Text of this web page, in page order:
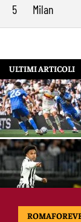
5
Milan
ULTIMI ARTICOLI